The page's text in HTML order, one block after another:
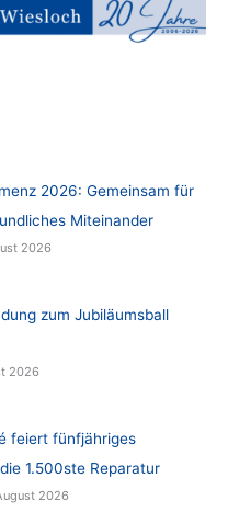
2026: Gemeinsam für
Miteinander
2026
zum Jubiläumsball
2026
feiert fünfjähriges
1.500ste Reparatur
2026